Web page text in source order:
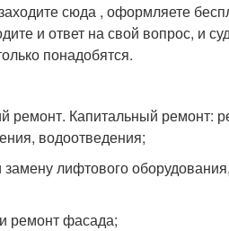
сюда , оформляете
и ответ на свой вопрос, и
понадобятся.
ремонт. Капитальный ремонт:
водоотведения;
замену лифтового
ремонт фасада;